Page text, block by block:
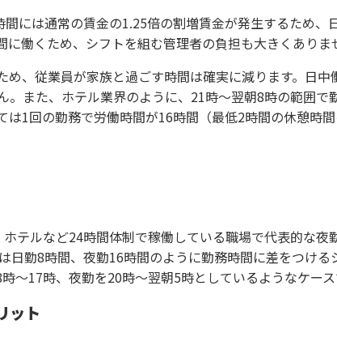
には通常の賃金の1.25倍の割増賃金が発生するため、
に働くため、シフトを組む管理者の負担も大きくありま
め、従業員が家族と過ごす時間は確実に減ります。日中
。また、ホテル業界のように、21時〜翌朝8時の範囲で
は1回の勤務で労働時間が16時間（最低2時間の休憩時
テルなど24時間体制で稼働している職場で代表的な夜
日勤8時間、夜勤16時間のように勤務時間に差をつける
〜17時、夜勤を20時〜翌朝5時としているようなケース
ット